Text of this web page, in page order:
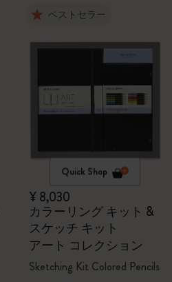
ベストセラー
Quick Shop
¥ 8,030
カラーリング キット &
スケッチ キット
アート コレクション
Sketching Kit Colored Pencils